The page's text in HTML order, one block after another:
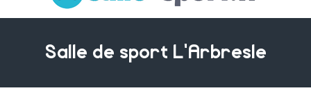
Salle de sport L'Arbresle